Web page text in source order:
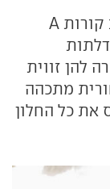
שדה הראיה מלפנים מעט מוגבל עקב קורות A
להן זווית
מתכהה
את כל החלון